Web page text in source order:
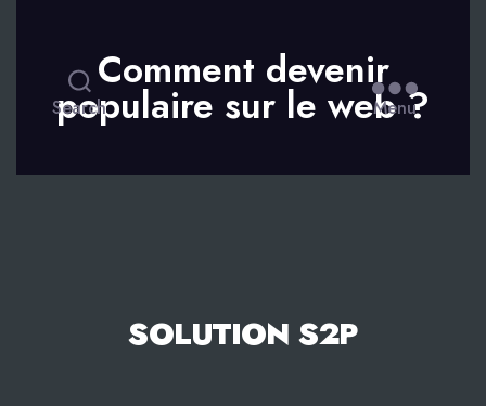
Search
Comment devenir
populaire sur le web ?
Menu
SOLUTION S2P